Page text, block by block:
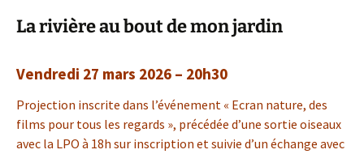
La rivière au bout de mon jardin
Vendredi 27 mars 2026 – 20h30
Projection inscrite dans l’événement « Ecran nature, des
films pour tous les regards », précédée d’une sortie oiseaux
avec la LPO à 18h sur inscription et suivie d’un échange avec